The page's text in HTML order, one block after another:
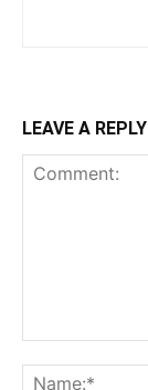
LEAVE A REPLY